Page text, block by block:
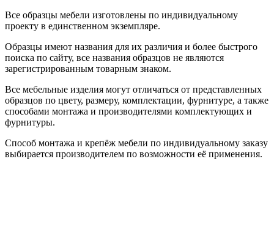
Все образцы мебели изготовлены по индивидуальному
проекту в единственном экземпляре.
Образцы имеют названия для их различия и более быстрого
поиска по сайту, все названия образцов не являются
зарегистрированным товарным знаком.
Все мебельные изделия могут отличаться от представленных
образцов по цвету, размеру, комплектации, фурнитуре, а также
способами монтажа и производителями комплектующих и
фурнитуры.
Способ монтажа и крепёж мебели по индивидуальному заказу
выбирается производителем по возможности её применения.